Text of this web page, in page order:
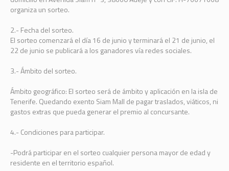
organiza un sorteo.
2.- Fecha del sorteo.
El sorteo comenzará el día 16 de junio y terminará el 21 de junio, el
22 de junio se publicará a los ganadores vía redes sociales.
3.- Ámbito del sorteo.
Ámbito geográfico: El sorteo será de ámbito y aplicación en la isla de
Tenerife. Quedando exento Siam Mall de pagar traslados, viáticos, ni
gastos extras que pueda generar el premio al concursante.
4.- Condiciones para participar.
-Podrá participar en el sorteo cualquier persona mayor de edad y
residente en el territorio español.